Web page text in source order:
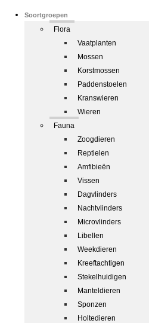
Soortgroepen
Flora
Vaatplanten
Mossen
Korstmossen
Paddenstoelen
Kranswieren
Wieren
Fauna
Zoogdieren
Reptielen
Amfibieën
Vissen
Dagvlinders
Nachtvlinders
Microvlinders
Libellen
Weekdieren
Kreeftachtigen
Stekelhuidigen
Manteldieren
Sponzen
Holtedieren